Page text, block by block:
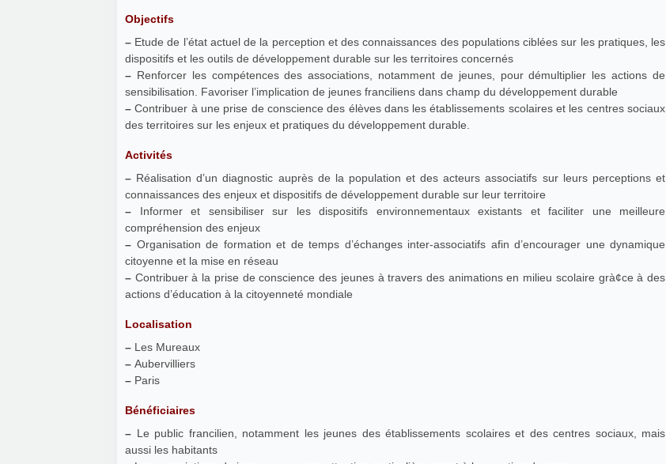
Objectifs
– Etude de l’état actuel de la perception et des connaissances des populations ciblées sur les pratiques, les
dispositifs et les outils de développement durable sur les territoires concernés
– Renforcer les compétences des associations, notamment de jeunes, pour démultiplier les actions de
sensibilisation. Favoriser l’implication de jeunes franciliens dans champ du développement durable
– Contribuer à une prise de conscience des élèves dans les établissements scolaires et les centres sociaux
des territoires sur les enjeux et pratiques du développement durable.
Activités
– Réalisation d’un diagnostic auprès de la population et des acteurs associatifs sur leurs perceptions et
connaissances des enjeux et dispositifs de développement durable sur leur territoire
– Informer et sensibiliser sur les dispositifs environnementaux existants et faciliter une meilleure
compréhension des enjeux
– Organisation de formation et de temps d’échanges inter-associatifs afin d’encourager une dynamique
citoyenne et la mise en réseau
– Contribuer à la prise de conscience des jeunes à travers des animations en milieu scolaire grà¢ce à des
actions d’éducation à la citoyenneté mondiale
Localisation
– Les Mureaux
– Aubervilliers
– Paris
Bénéficiaires
– Le public francilien, notamment les jeunes des établissements scolaires et des centres sociaux, mais
aussi les habitants